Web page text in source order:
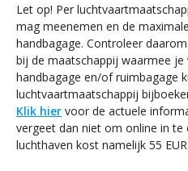
Let op! Per
mag meenemen en de
handbagage. Controleer
bij de maatschappij waarmee je
handbagage en/of ruimbagage
luchtvaartmaatschappij
Klik hier voor de actuele
vergeet dan niet om online in te
luchthaven kost namelijk 55